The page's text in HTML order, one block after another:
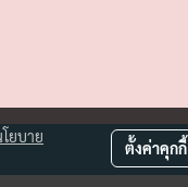
ยบาย
ตั้งค่าคุกกี้